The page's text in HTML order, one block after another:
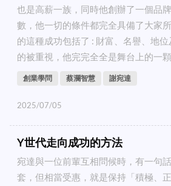
也是高薪一族，同時他創辦了一個品
數，他一切的條件都完全具備了大家
的這種成功包括了 : 財富、名譽、地
的被重視，他完完全全是舞台上的一
創業學問 蔡瀾智慧 謝宛達
2025/07/05
Y世代走向成功的方法
宛達與一位前輩互相問候時，有一句
套，但相當受惠，就是保持「積極、正